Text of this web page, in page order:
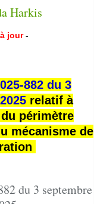
jour -
882 du 3
relatif à
du périmètre
mécanisme de
du 3 septembre